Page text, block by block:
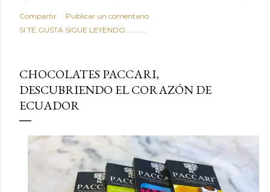
típicas patatas de bolsa, frutos secos fritos o snacks
ultraprocesados llenos de grasas saturadas y sodio?
Todos hemos estado ahí. Sin embargo, cuidarse no tiene
satisface. Estas alubias crujientes al horno van a cambiar
por completo tu forma de ver las legumbres. Olvídate de
asociar las alubias únicamente a los guisos tradicionales y
humilde como la alubia de La Bañeza en un snack ligero,
dorado, cargado de proteína y 100% natural. Es el
sustituto perfecto a los frutos se...
Compartir
Publicar un comentario
SI TE GUSTA SIGUE LEYENDO............
CHOCOLATES PACCARI,
DESCUBRIENDO EL CORAZÓN DE
ECUADOR